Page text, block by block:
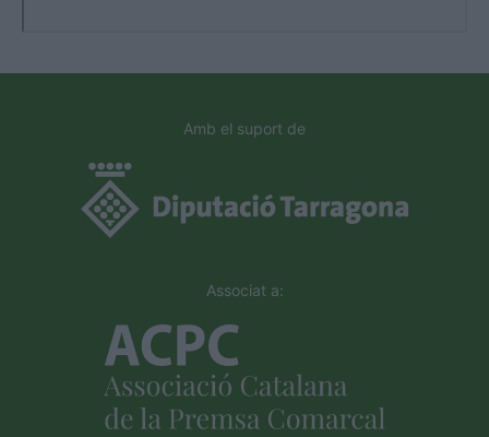
Amb el suport de
Associat a: